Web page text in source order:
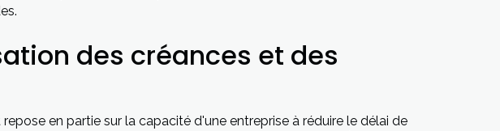
des créances et des
en partie sur la capacité d'une entreprise à réduire le délai de